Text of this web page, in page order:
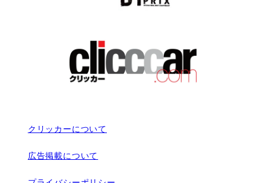
クリッカーについて
広告掲載について